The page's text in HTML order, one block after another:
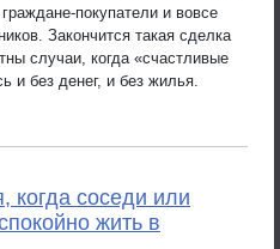
покупатели и вовсе
Закончится такая сделка
случаи, когда «счастливые
и без денег, и без жилья.
когда соседи или
жить в